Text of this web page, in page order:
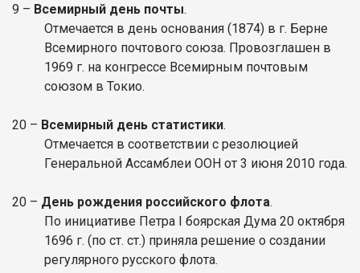
9 – Всемирный день почты.
Отмечается в день основания (1874) в г. Берне
Всемирного почтового союза. Провозглашен в
1969 г. на конгрессе Всемирным почтовым
союзом в Токио.
20 – Всемирный день статистики.
Отмечается в соответствии с резолюцией
Генеральной Ассамблеи ООН от 3 июня 2010 года.
20 – День рождения российского флота.
По инициативе Петра I боярская Дума 20 октября
1696 г. (по ст. ст.) приняла решение о создании
регулярного русского флота.